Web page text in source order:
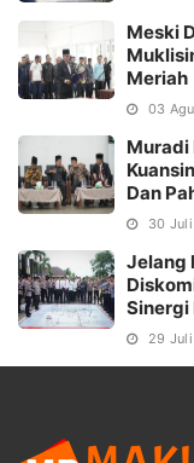
Meski
Meriah
03
Muradi
Dan
30
Jelang
Sinergi
29